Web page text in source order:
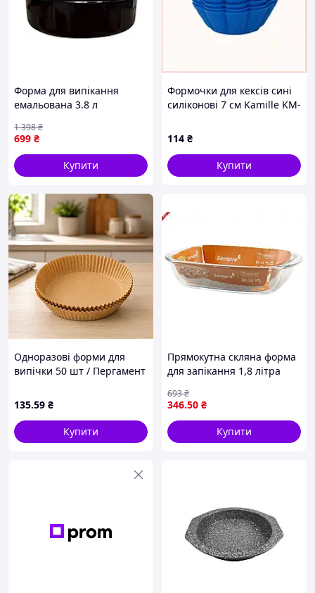
Форма для випікання
емальована 3.8 л
м'яса риби овочів і
випічки
699 ₴
1 398₴
Купити
Формочки для кексів сині
силіконові 7 см Kamille KM-
114 ₴
Купити
Одноразові форми для
випічки 50 шт / Пергамент
Паперові вкладиші для
аерофритюрниці
135.59 ₴
Купити
Прямокутна скляна форма
для запікання 1,8 літра
для ідеального
приготування страв
346.50 ₴
693₴
Купити